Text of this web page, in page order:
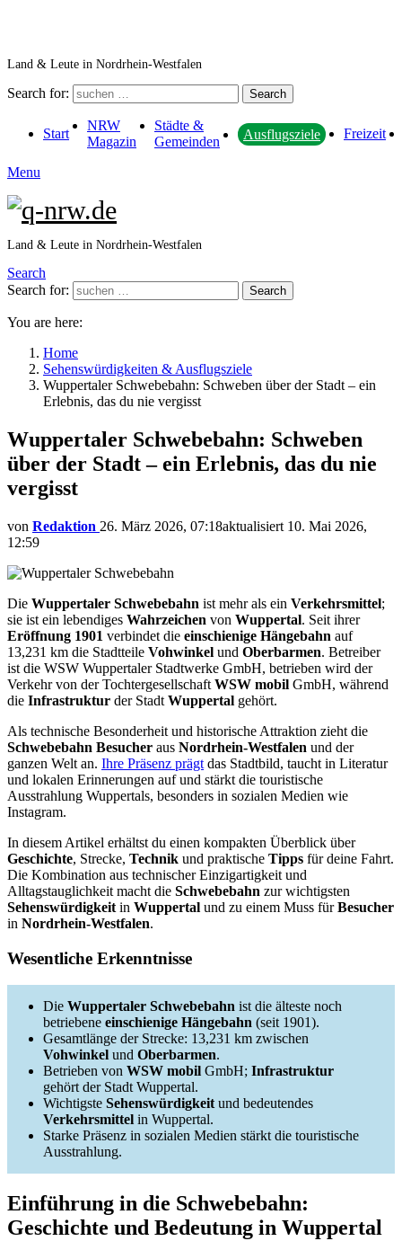
Land & Leute in Nordrhein-Westfalen
Search for: Search
Start
NRW
Magazin
Städte &
Gemeinden
Ausflugsziele Freizeit
Menu
Land & Leute in Nordrhein-Westfalen
Search
Search for:
Search
You are here:
Home
Sehenswürdigkeiten & Ausflugsziele
Wuppertaler Schwebebahn: Schweben über der Stadt – ein
Erlebnis, das du nie vergisst
Wuppertaler Schwebebahn: Schweben
über der Stadt – ein Erlebnis, das du nie
vergisst
von Redaktion 26. März 2026, 07:18aktualisiert 10. Mai 2026,
12:59
Die Wuppertaler Schwebebahn ist mehr als ein Verkehrsmittel;
sie ist ein lebendiges Wahrzeichen von Wuppertal. Seit ihrer
Eröffnung 1901 verbindet die einschienige Hängebahn auf
13,231 km die Stadtteile Vohwinkel und Oberbarmen. Betreiber
ist die WSW Wuppertaler Stadtwerke GmbH, betrieben wird der
Verkehr von der Tochtergesellschaft WSW mobil GmbH, während
die Infrastruktur der Stadt Wuppertal gehört.
Als technische Besonderheit und historische Attraktion zieht die
Schwebebahn Besucher aus Nordrhein-Westfalen und der
ganzen Welt an. Ihre Präsenz prägt das Stadtbild, taucht in Literatur
und lokalen Erinnerungen auf und stärkt die touristische
Ausstrahlung Wuppertals, besonders in sozialen Medien wie
Instagram.
In diesem Artikel erhältst du einen kompakten Überblick über
Geschichte, Strecke, Technik und praktische Tipps für deine Fahrt.
Die Kombination aus technischer Einzigartigkeit und
Alltagstauglichkeit macht die Schwebebahn zur wichtigsten
Sehenswürdigkeit in Wuppertal und zu einem Muss fürBesucher
in Nordrhein-Westfalen.
Wesentliche Erkenntnisse
Die Wuppertaler Schwebebahn ist die älteste noch
betriebene einschienige Hängebahn (seit 1901).
Gesamtlänge der Strecke: 13,231 km zwischen
Vohwinkel und Oberbarmen.
Betrieben von WSW mobil GmbH; Infrastruktur
gehört der Stadt Wuppertal.
Wichtigste Sehenswürdigkeit und bedeutendes
Verkehrsmittel in Wuppertal.
Starke Präsenz in sozialen Medien stärkt die touristische
Ausstrahlung.
Einführung in die Schwebebahn:
Geschichte und Bedeutung in Wuppertal